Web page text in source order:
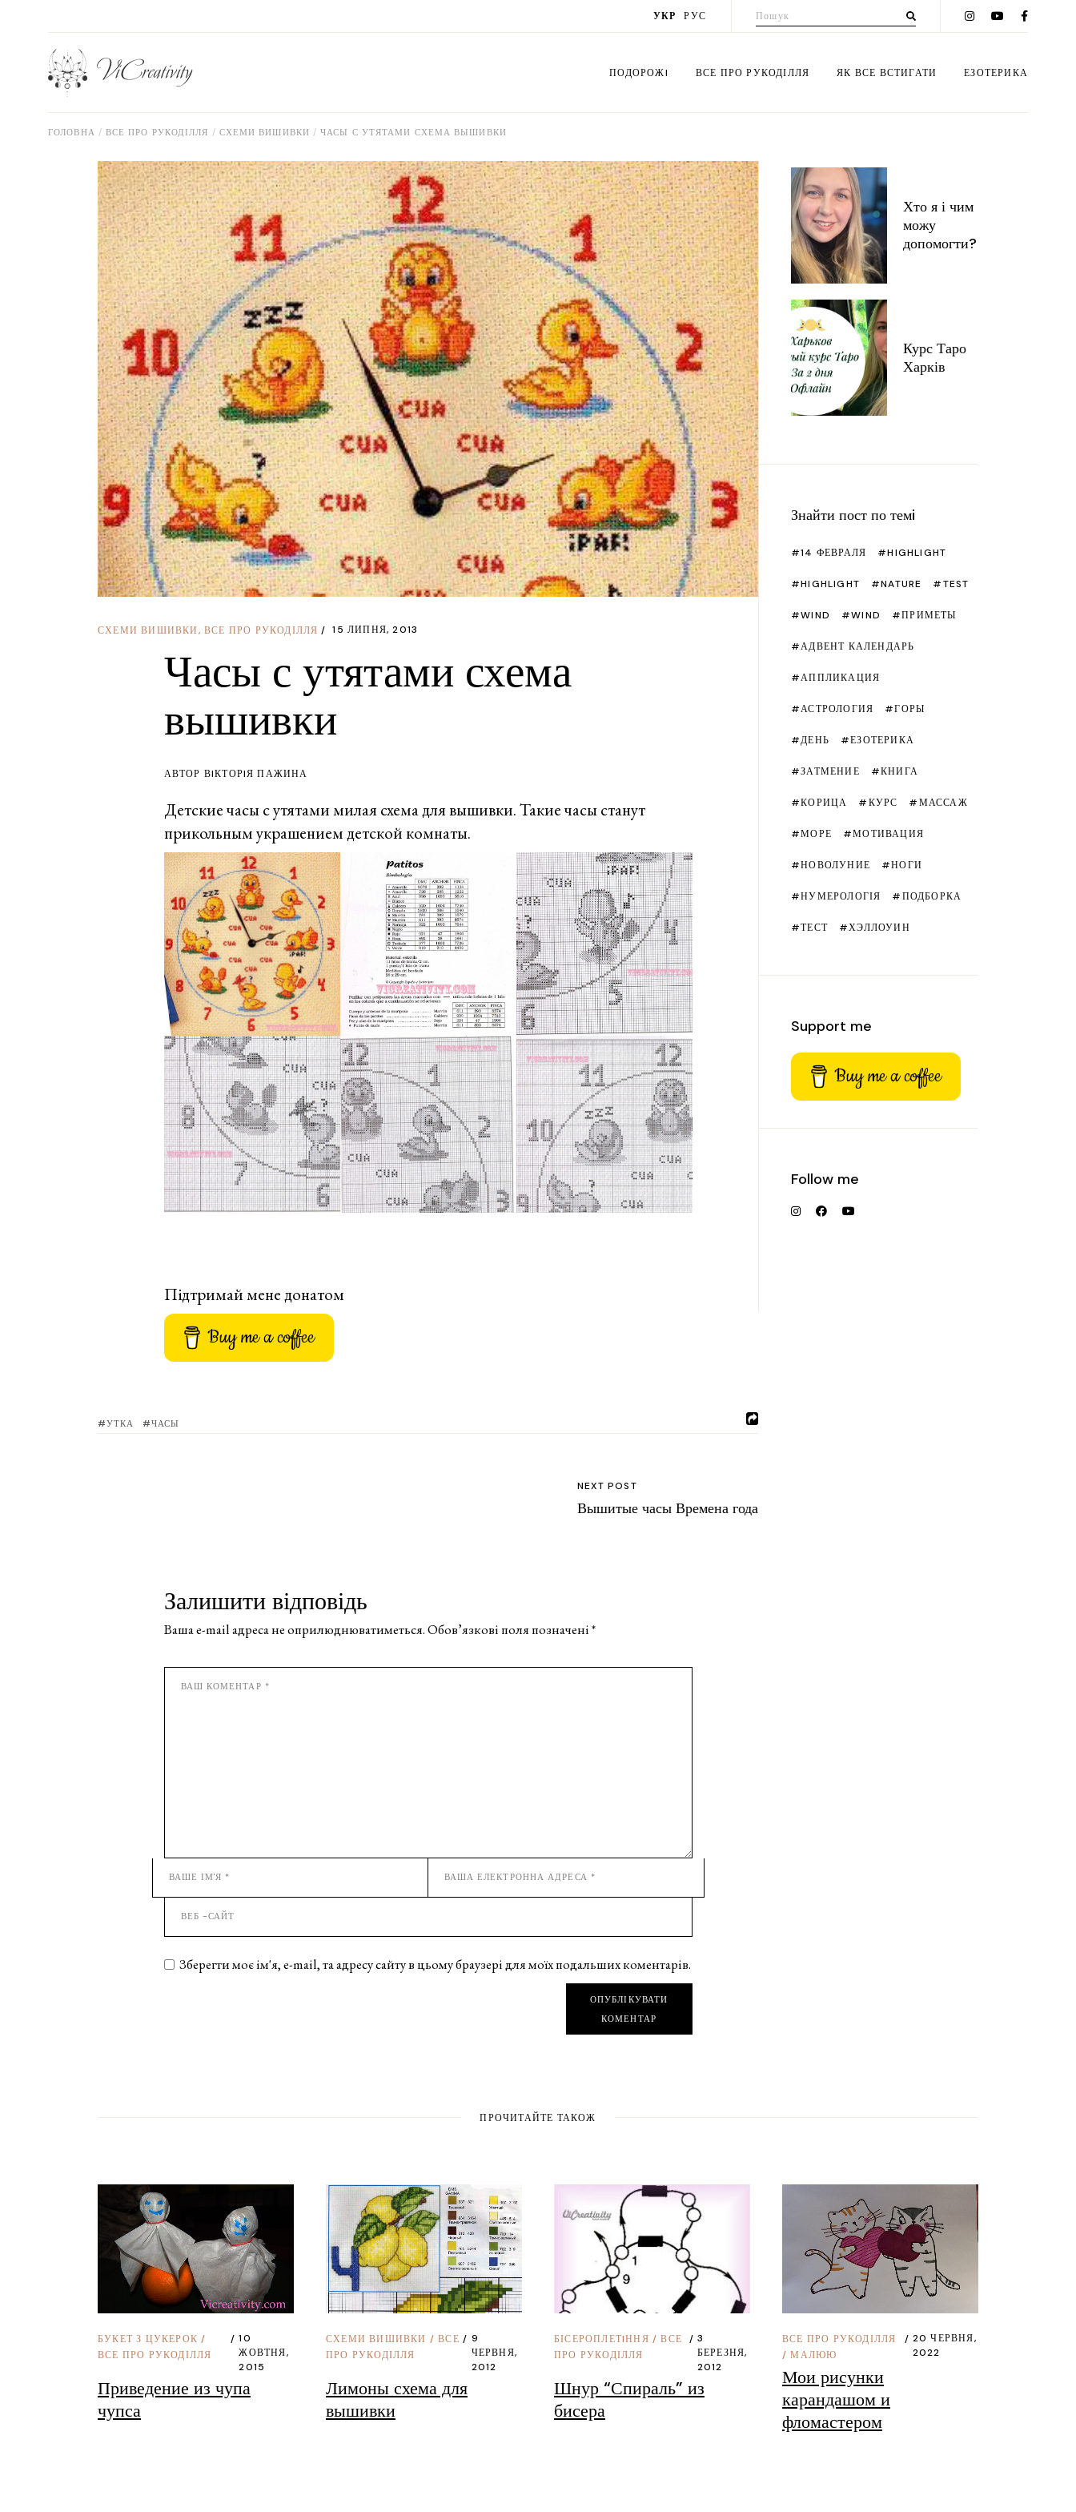
УКР РУС Пошук
для:
ПОДОРОЖI
Латвія
Польща
Грузія
Литва
Естонія
Нідерланди
Словаччина
Словенія
США
Швейцарія
Чехiя
Італія
Іспанія
Німеччина
ВСЕ ПРО РУКОДІЛЛЯ
Букет з цукерок
Бісероплетiння
Вирiб з бумаги
Орігамі
Декупаж
Листівки
З фетру
Дитячі ремесла
Кройка та шиття
Полімерна глина
Малюю
Флористика
Торт з памперсів
Мастер класи рiзнi
ЯК ВСЕ ВСТИГАТИ
Психологія
Здоров'я
Instagram
Будьте стрункою!
Будинок
Рецепти
Подарунки
ЕЗОТЕРИКА
Таро бібліотека
Нумерологія
ГОЛОВНА ВСЕ ПРО РУКОДІЛЛЯ СХЕМИ ВИШИВКИ ЧАСЫ С УТЯТАМИ СХЕМА ВЫШИВКИ
СХЕМИ ВИШИВКИ,ВСЕ ПРО РУКОДІЛЛЯ 15 ЛИПНЯ, 2013
Часы с утятами схема
вышивки
АВТОР ВIКТОРIЯ ПАЖИНА
Детские часы с утятами милая схема для вышивки. Такие часы станут
прикольным украшением детской комнаты.
Підтримай мене донатом
Buy me a coffee
УТКА ЧАСЫ
NEXT POST
Вышитые часы Времена года
Залишити відповідь
Ваша e-mail адреса не оприлюднюватиметься.Обов’язкові поля позначені*
Зберегти моє ім'я, e-mail, та адресу сайту в цьому браузері для моїх подальших коментарів.
ОПУБЛІКУВАТИ
КОМЕНТАР
Хто я і чим
можу
допомогти?
Курс Таро
Харків
Знайти пост по темi
14 ФЕВРАЛЯ HIGHLIGHT
HIGHLIGHT NATURE TEST
WIND WIND ПРИМЕТЫ
АДВЕНТ КАЛЕНДАРЬ
АППЛИКАЦИЯ
АСТРОЛОГИЯ ГОРЫ
ДЕНЬ ЕЗОТЕРИКА
ЗАТМЕНИЕ КНИГА
КОРИЦА КУРС МАССАЖ
МОРЕ МОТИВАЦИЯ
НОВОЛУНИЕ НОГИ
НУМЕРОЛОГІЯ ПОДБОРКА
ТЕСТ ХЭЛЛОУИН
Support me
Buy me a coffee
Follow me
ПРОЧИТАЙТЕ ТАКОЖ
БУКЕТ З ЦУКЕРОК /
ВСЕ ПРО РУКОДІЛЛЯ
10
ЖОВТНЯ,
2015
Приведение из чупа
чупса
СХЕМИ ВИШИВКИ /ВСЕ
ПРО РУКОДІЛЛЯ
9
ЧЕРВНЯ,
2012
Лимоны схема для
вышивки
БІСЕРОПЛЕТIННЯ /ВСЕ
ПРО РУКОДІЛЛЯ
3
БЕРЕЗНЯ,
2012
Шнур “Спираль” из
бисера
ВСЕ ПРО РУКОДІЛЛЯ
/МАЛЮЮ
20 ЧЕРВНЯ,
2022
Мои рисунки
карандашом и
фломастером